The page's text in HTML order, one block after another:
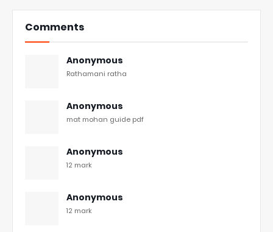
Comments
Anonymous
Rathamani ratha
Anonymous
mat mohan guide pdf
Anonymous
12 mark
Anonymous
12 mark